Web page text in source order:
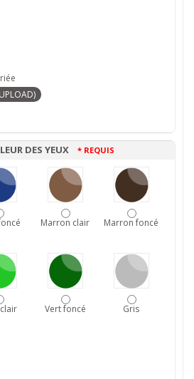
DES YEUX * REQUIS
Marron clair Marron foncé
Vert foncé Gris